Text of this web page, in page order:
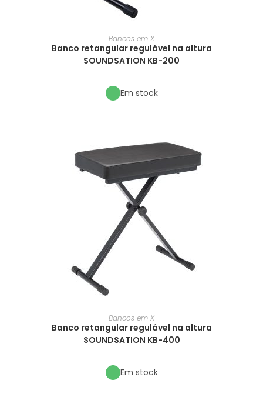
Bancos em X
Banco retangular regulável na altura
SOUNDSATION KB-200
Em stock
Bancos em X
Banco retangular regulável na altura
SOUNDSATION KB-400
Em stock